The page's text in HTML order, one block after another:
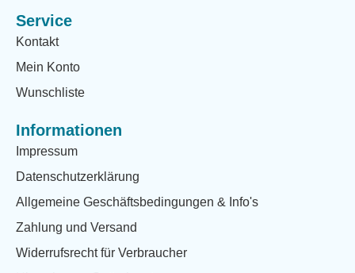
Service
Kontakt
Mein Konto
Wunschliste
Informationen
Impressum
Datenschutzerklärung
Allgemeine Geschäftsbedingungen & Info's
Zahlung und Versand
Widerrufsrecht für Verbraucher